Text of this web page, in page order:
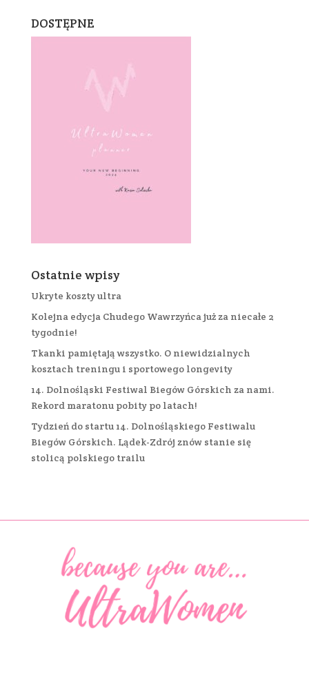
DOSTĘPNE
Ostatnie wpisy
Ukryte koszty ultra
Kolejna edycja Chudego Wawrzyńca już za niecałe 2
tygodnie!
Tkanki pamiętają wszystko. O niewidzialnych
kosztach treningu i sportowego longevity
14. Dolnośląski Festiwal Biegów Górskich za nami.
Rekord maratonu pobity po latach!
Tydzień do startu 14. Dolnośląskiego Festiwalu
Biegów Górskich. Lądek-Zdrój znów stanie się
stolicą polskiego trailu